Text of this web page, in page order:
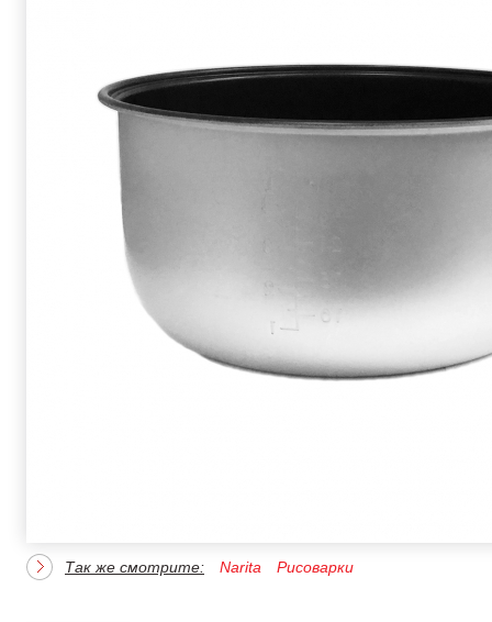
Так же смотрите: Narita Рисоварки